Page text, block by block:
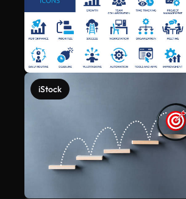
iStock